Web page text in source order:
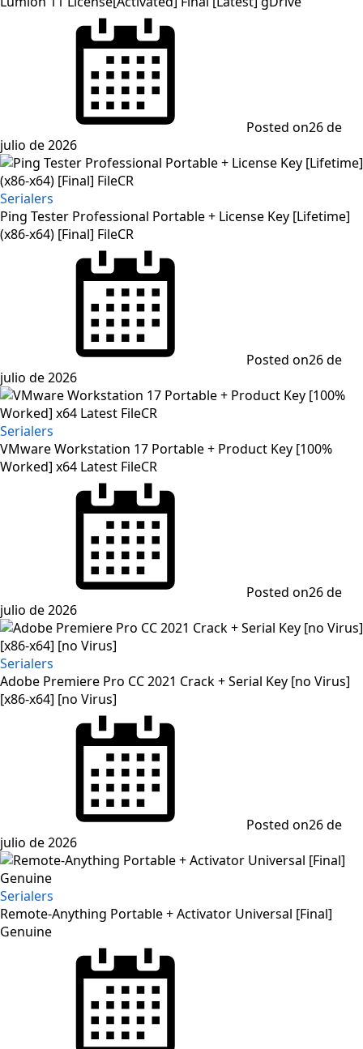
Posted on26 de
julio de 2026
Serialers
Ping Tester Professional Portable + License Key [Lifetime]
(x86-x64) [Final] FileCR
Posted on26 de
julio de 2026
Serialers
VMware Workstation 17 Portable + Product Key [100%
Worked] x64 Latest FileCR
Posted on26 de
julio de 2026
Serialers
Adobe Premiere Pro CC 2021 Crack + Serial Key [no Virus]
[x86-x64] [no Virus]
Posted on26 de
julio de 2026
Serialers
Remote-Anything Portable + Activator Universal [Final]
Genuine